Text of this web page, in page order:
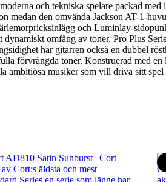
och tekniska spelare packad
den omvända Jackson AT-1-
och Luminlay-
omfång av toner. Pro Plus
har gitarren också en dubbel
förvrängda toner. Konstruerad med en
ambitiösa musiker som vill driva sitt